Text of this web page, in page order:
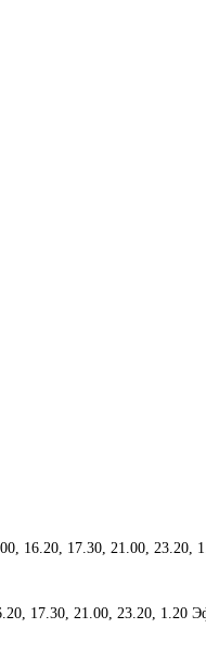
16.20, 17.30, 21.00, 23.20,
17.30, 21.00, 23.20, 1.20